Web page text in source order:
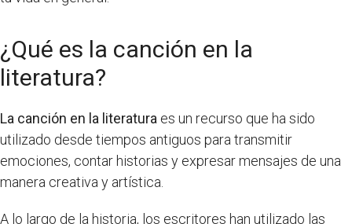
¿Qué es la canción en la
literatura?
La canción en la literatura es un recurso que ha sido
utilizado desde tiempos antiguos para transmitir
emociones, contar historias y expresar mensajes de una
manera creativa y artística.
A lo largo de la historia, los escritores han utilizado las